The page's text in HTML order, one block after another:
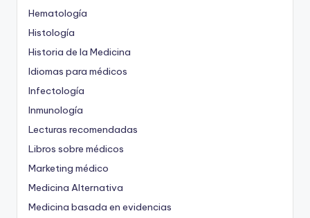
Hematología
Histología
Historia de la Medicina
Idiomas para médicos
Infectología
Inmunología
Lecturas recomendadas
Libros sobre médicos
Marketing médico
Medicina Alternativa
Medicina basada en evidencias